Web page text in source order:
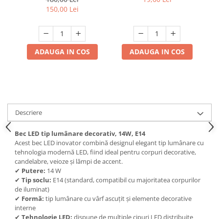
Adezivi si benzi adezive
Chei , clesti , patenti
Cose / Coliere plastic
taiat,accesorii pentru gaurit si
insurubat
Sonerii
Trepied
Ventilator
Lanterne
Accesorii camping
Conetica si conexiuni
150,00 Lei
ADAUGA IN COS ADAUGA IN COS
Descriere
Bec LED tip lumânare decorativ, 14W, E14
Acest bec LED inovator combină designul elegant tip lumânare cu
tehnologia modernă LED, fiind ideal pentru corpuri decorative,
candelabre, veioze și lămpi de accent.
✔ Putere: 14 W
✔ Tip soclu: E14 (standard, compatibil cu majoritatea corpurilor
de iluminat)
✔ Formă: tip lumânare cu vârf ascuțit și elemente decorative
interne
✔ Tehnologie LED: dispune de multiple cipuri LED distribuite